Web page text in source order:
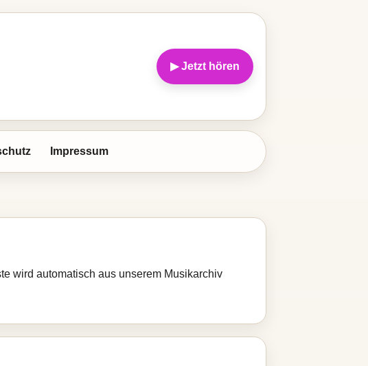
▶ Jetzt hören
Impressum
wird automatisch aus unserem Musikarchiv